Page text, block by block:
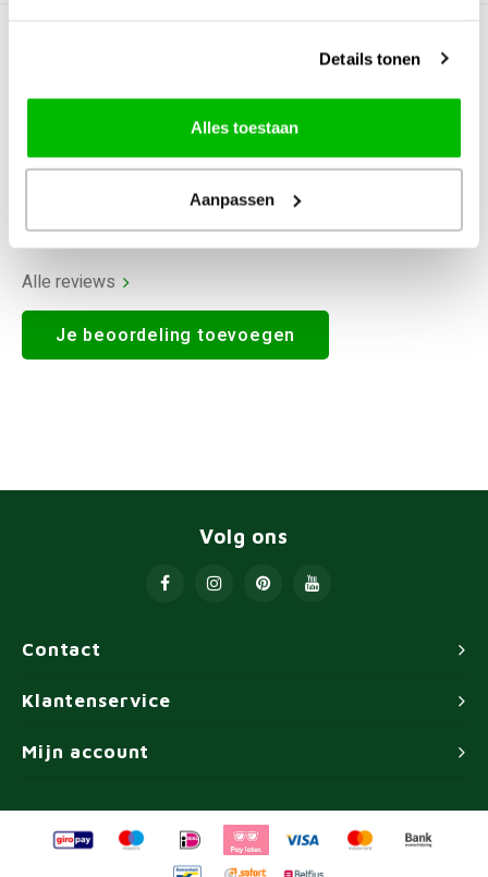
Details tonen
Alles toestaan
Aanpassen
0Reviews
Alle reviews
Je beoordeling toevoegen
Contact
Volg ons
Klantenservice
Mijn account